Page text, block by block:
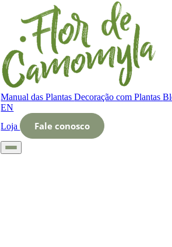
Manual das PlantasDecoração com Plantas
EN
Loja
Fale conosco